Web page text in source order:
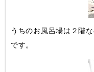
うちのお風呂場は２階
です。